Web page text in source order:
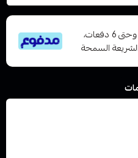
قسم دفعاتك بطريقة ميسرة إلى 4 وحتى 6 دفعات،
السمحة